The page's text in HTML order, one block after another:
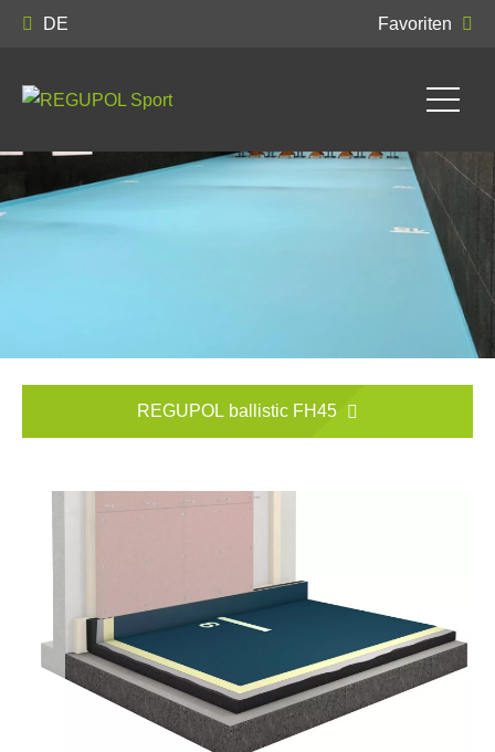
DE Favoriten
REGUPOL ballistic FH45